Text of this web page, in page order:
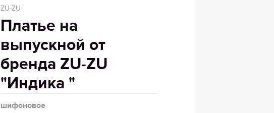
ZU-ZU
Платье на
выпускной от
бренда ZU-ZU
"Индика "
шифоновое